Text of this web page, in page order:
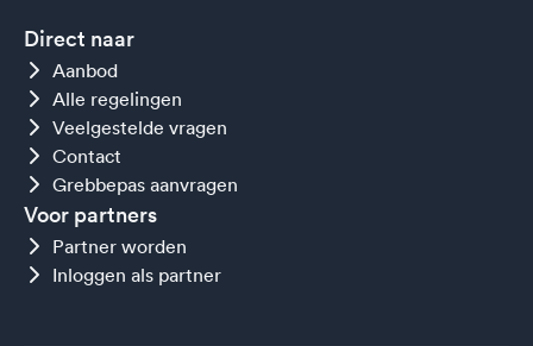
Direct naar
Aanbod
Alle regelingen
Veelgestelde vragen
Contact
Grebbepas aanvragen
Voor partners
Partner worden
Inloggen als partner